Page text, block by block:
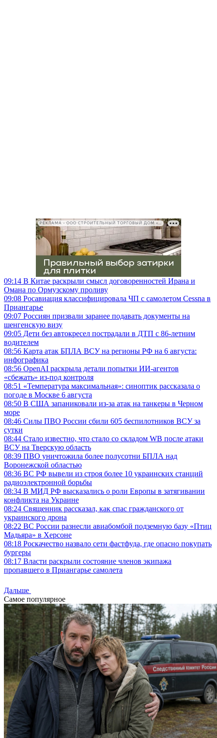
РЕКЛАМА • ООО СТРОИТЕЛЬНЫЙ ТОРГОВЫЙ ДОМ «ПЕТРОВИЧ», ИНН 7802348846
09:14 В Китае раскрыли смысл договоренностей Ирана и
Омана по Ормузскому проливу
09:08 Росавиация классифицировала ЧП с самолетом Cessna в
Приангарье
09:07 Россиян призвали заранее подавать документы на
шенгенскую визу
09:05 Дети без автокресел пострадали в ДТП с 86-летним
водителем
08:56 Карта атак БПЛА ВСУ на регионы РФ на 6 августа:
инфографика
08:56 OpenAI раскрыла детали попытки ИИ-агентов
«сбежать» из-под контроля
08:51 «Температура максимальная»: синоптик рассказала о
погоде в Москве 6 августа
08:50 В США запаниковали из-за атак на танкеры в Черном
море
08:46 Силы ПВО России сбили 605 беспилотников ВСУ за
сутки
08:44 Стало известно, что стало со складом WB после атаки
ВСУ на Тверскую область
08:39 ПВО уничтожила более полусотни БПЛА над
Воронежской областью
08:36 ВС РФ вывели из строя более 10 украинских станций
радиоэлектронной борьбы
08:34 В МИД РФ высказались о роли Европы в затягивании
конфликта на Украине
08:24 Священник рассказал, как спас гражданского от
украинского дрона
08:22 ВС России разнесли авиабомбой подземную базу «Птиц
Мадьяра» в Херсоне
08:18 Роскачество назвало сети фастфуда, где опасно покупать
бургеры
08:17 Власти раскрыли состояние членов экипажа
пропавшего в Приангарье самолета
Дальше
Самое популярное